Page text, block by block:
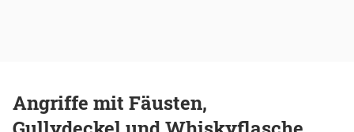
Angriffe mit Fäusten,